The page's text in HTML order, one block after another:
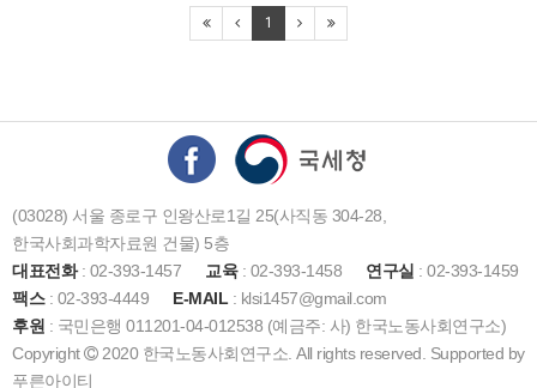
1
(03028) 서울 종로구 인왕산로1길 25(사직동 304-28,
한국사회과학자료원 건물) 5층
대표전화: 02-393-1457 교육: 02-393-1458 연구실 : 02-393-1459
팩스: 02-393-4449 E-MAIL : klsi1457@gmail.com
후원 : 국민은행 011201-04-012538 (예금주: 사) 한국노동사회연구소)
Copyright
2020 한국노동사회연구소. All rights reserved. Supported by
푸른아이티